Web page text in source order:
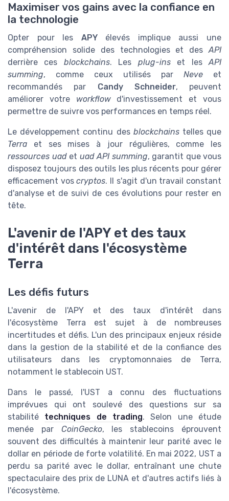
Maximiser vos gains avec la confiance en
la technologie
Opter pour les APYélevés implique aussi une
compréhension solide des technologies et des API
derrière ces blockchains. Les plug-inset lesAPI
summing, comme ceux utilisés par Neve et
recommandés par Candy Schneider, peuvent
améliorer votre workflowd'investissement et vous
permettre de suivre vos performances en temps réel.
Le développement continu des blockchainstelles que
Terra et ses mises à jour régulières, comme les
ressources uadet uad API summing, garantit que vous
disposez toujours des outils les plus récents pour gérer
efficacement voscryptos. Il s'agit d'un travail constant
d'analyse et de suivi de ces évolutions pour rester en
tête.
L'avenir de l'APY et des taux
d'intérêt dans l'écosystème
Terra
Les défis futurs
L'avenir de l'APY et des taux d'intérêt dans
l'écosystème Terra est sujet à de nombreuses
incertitudes et défis. L'un des principaux enjeux réside
dans la gestion de la stabilité et de la confiance des
utilisateurs dans les cryptomonnaies de Terra,
notamment le stablecoin UST.
Dans le passé, l'UST a connu des fluctuations
imprévues qui ont soulevé des questions sur sa
stabilité techniques de trading. Selon une étude
menée par CoinGecko, les stablecoins éprouvent
souvent des difficultés à maintenir leur parité avec le
dollar en période de forte volatilité. En mai 2022, UST a
perdu sa parité avec le dollar, entraînant une chute
spectaculaire des prix de LUNA et d'autres actifs liés à
l'écosystème.